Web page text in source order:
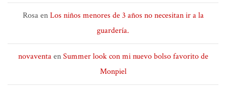
RosaenLos niños menores de 3 años no necesitan ir a la
guardería.
novaventaenSummer look con mi nuevo bolso favorito de
Monpiel